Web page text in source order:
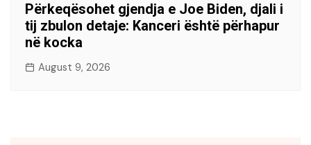
Përkeqësohet gjendja e Joe Biden, djali i
tij zbulon detaje: Kanceri është përhapur
në kocka
August 9, 2026